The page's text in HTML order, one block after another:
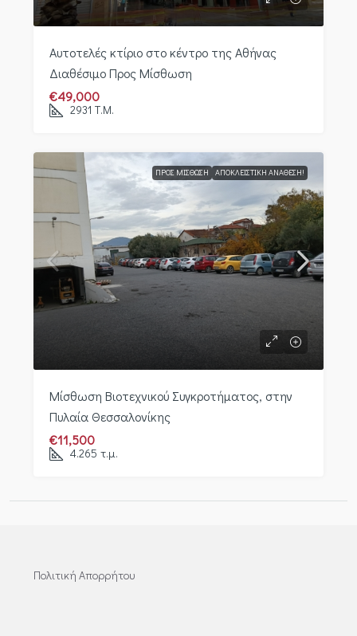
Αυτοτελές κτίριο στο κέντρο της Αθήνας
Διαθέσιμο Προς Μίσθωση
€49,000
2931 Τ.Μ.
ΠΡΟΣ ΜΊΣΘΩΣΗ ΑΠΟΚΛΕΙΣΤΙΚΉ ΑΝΆΘΕΣΗ!
Μίσθωση Βιοτεχνικού Συγκροτήματος, στην
Πυλαία Θεσσαλονίκης
€11,500
4.265 τ.μ.
Πολιτική Απορρήτου